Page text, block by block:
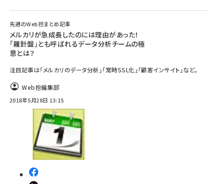
先週のWeb担まとめ記事
メルカリが急成長したのには理由があった！
「羅針盤」とも呼ばれるデータ分析チームの極
意とは？
注目記事は「メルカリのデータ分析」「常時SSL化」「顧客インサイト」など。
Web担編集部
2018年5月28日 13:15